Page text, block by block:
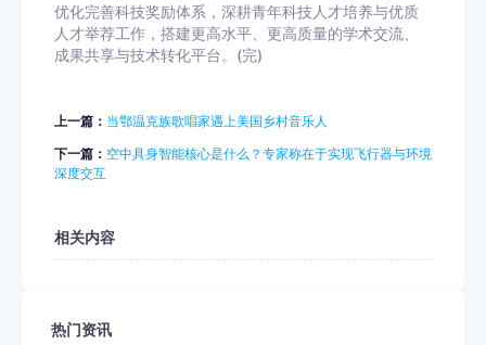
优化完善科技奖励体系，深耕青年科技人才培养与优质
人才举荐工作，搭建更高水平、更高质量的学术交流、
成果共享与技术转化平台。(完)
上一篇： 当鄂温克族歌唱家遇上美国乡村音乐人
下一篇： 空中具身智能核心是什么？专家称在于实现飞行器与环境
深度交互
相关内容
热门资讯